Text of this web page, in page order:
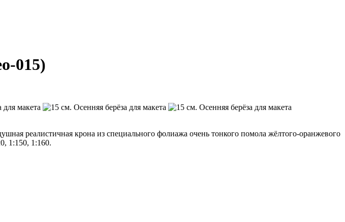
015)
реалистичная крона из специального фолиажа очень тонкого помола жёлтого-оранжевого
1:150, 1:160.